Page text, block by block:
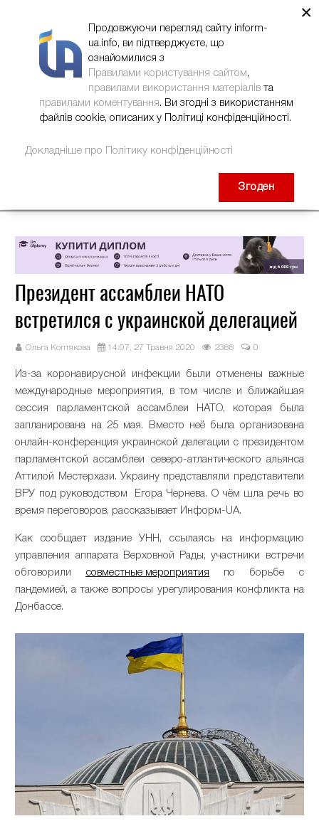
Президент ассамблеи НАТО
встретился с украинской делегацией
Ольга Коптякова 14:07, 27 Травня 2020 2388 0
Из-за коронавирусной инфекции были отменены важные
международные мероприятия, в том числе и ближайшая
сессия парламентской ассамблеи НАТО, которая была
запланирована на 25 мая. Вместо неё была организована
онлайн-конференция украинской делегации с президентом
парламентской ассамблеи северо-атлантического альянса
Аттилой Местерхази. Украину представляли представители
ВРУ под руководством Егора Чернева. О чём шла речь во
время переговоров, рассказывает Информ-UA.
Как сообщает издание УНН, ссылаясь на информацию
управления аппарата Верховной Рады, участники встречи
обговорили совместные мероприятия по борьбе с
пандемией, а также вопросы урегулирования конфликта на
Донбассе.
×
Продовжуючи перегляд сайту inform-
ua.info, ви підтверджуєте, що
ознайомилися з
Правилами користування сайтом,
правилами використання матеріалів та
правилами коментування. Ви згодні з використанням
файлів cookie, описаних у Політиці конфіденційності.
Докладніше про Політику конфіденційності
Згоден